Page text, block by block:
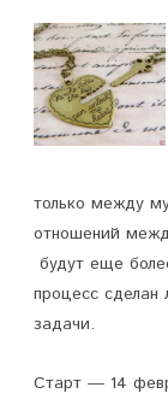
только между
отношений
будут еще
процесс сделан
задачи.
Старт — 14